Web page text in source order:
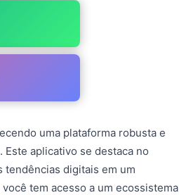
uma plataforma robusta e
aplicativo se destaca no
tendências digitais em um
tem acesso a um ecossistema